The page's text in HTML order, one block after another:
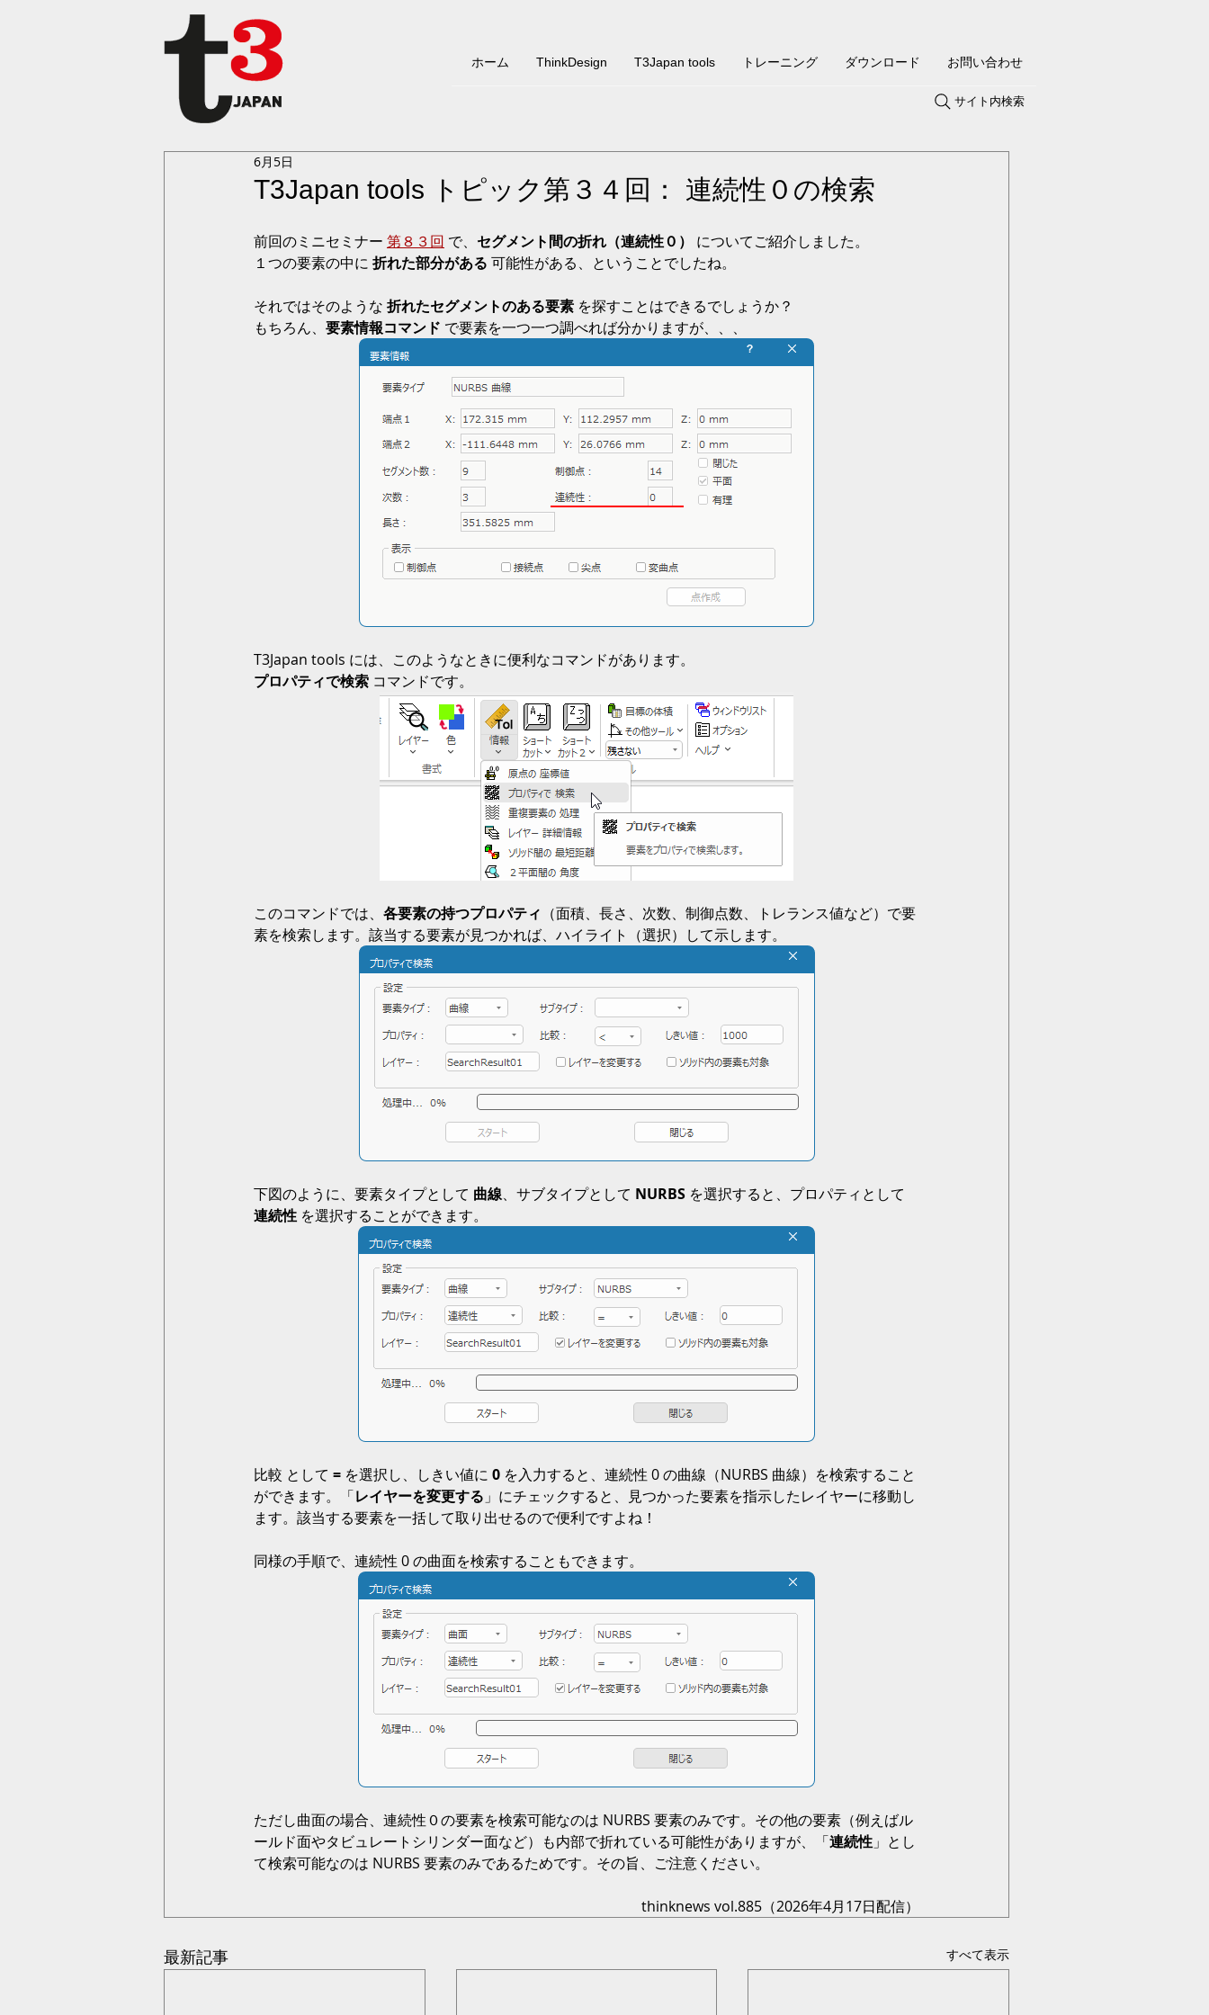
サイト内検索
T3Japan tools トピック第３４回： 連続性０の検索
6月5日
前回のミニセミナー 第８３回 で、 セグメント間の折れ（連続性０）
についてご紹介しました。
１つの要素の中に 折れた部分がある 可能性がある、ということでしたね。
それではそのような 折れたセグメントのある要素 を探すことはできるでしょうか？
もちろん、 要素情報コマンド で要素を一つ一つ調べれば分かりますが、、、
T3Japan tools には、このようなときに便利なコマンドがあります。
プロパティで検索 コマンドです。
このコマンドでは、 各要素の持つプロパティ （面積、長さ、次数、制御点数、トレランス値など）で要
素を検索します。該当する要素が見つかれば、ハイライト（選択）して示します。
下図のように、要素タイプとして 曲線、サブタイプとして NURBS を選択すると、プロパティとして
連続性 を選択することができます。
比較 として = を選択し、しきい値に 0 を入力すると、連続性 0 の曲線（NURBS 曲線）を検索すること
ができます。「レイヤーを変更する 」にチェックすると、見つかった要素を指示したレイヤーに移動し
ます。該当する要素を一括して取り出せるので便利ですよね！
同様の手順で、連続性 0 の曲面を検索することもできます。
ただし曲面の場合、連続性０の要素を検索可能なのは NURBS 要素のみです。その他の要素（例えばル
ールド面やタビュレートシリンダー面など）も内部で折れている可能性がありますが、「連続性 」とし
て検索可能なのは NURBS 要素のみであるためです。その旨、ご注意ください。
thinknews vol.885（2026年4月17日配信）
最新記事 すべて表示
ホーム ThinkDesign T3Japan tools トレーニング ダウンロード お問い合わせ